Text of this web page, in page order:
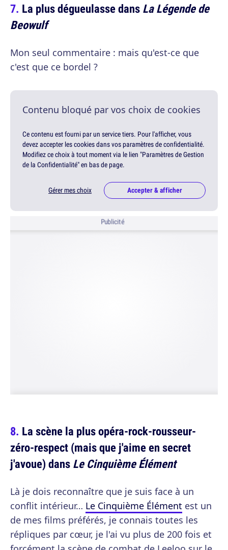
La plus dégueulasse dansLa Légende de
Beowulf
Mon seul commentaire : mais qu'est-ce que
c'est que ce bordel ?
Contenu bloqué par vos choix de cookies
Ce contenu est fourni par un service tiers. Pour l'afficher, vous
devez accepter les cookies dans vos paramètres de confidentialité.
Modifiez ce choix à tout moment via le lien "Paramètres de Gestion
de la Confidentialité" en bas de page.
Gérer mes choix Accepter & afficher
Publicité
La scène la plus opéra-rock-rousseur-
zéro-respect (mais que j'aime en secret
j'avoue) dansLe Cinquième Élément
Là je dois reconnaître que je suis face à un
conflit intérieur… Le Cinquième Élément est un
de mes films préférés, je connais toutes les
répliques par cœur, je l'ai vu plus de 200 fois et